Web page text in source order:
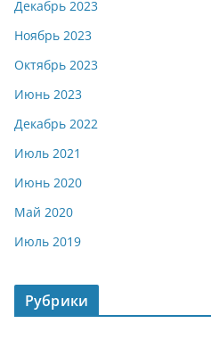
Декабрь 2023
Ноябрь 2023
Октябрь 2023
Июнь 2023
Декабрь 2022
Июль 2021
Июнь 2020
Май 2020
Июль 2019
Рубрики